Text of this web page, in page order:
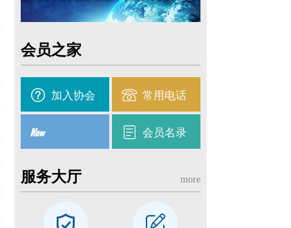
会员之家
加入协会 常用电话
会员名录
服务大厅 more